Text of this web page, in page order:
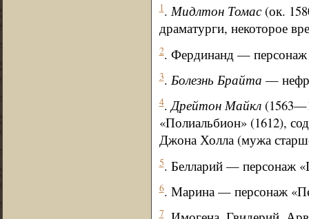
1. Мидлтон Томас(ок.
драматурги, некоторое
2. Фердинанд — персонаж
3. Болезнь Брайта —
4.Дрейтон Майкл
«Полиальбион» (1612),
Джона Холла (мужа
5. Белларий — персонаж
6. Марина — персонаж
7